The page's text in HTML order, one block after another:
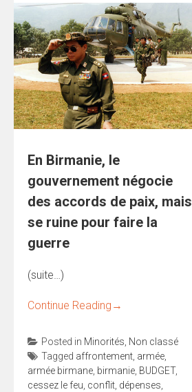
En Birmanie, le
gouvernement négocie
des accords de paix, mais
se ruine pour faire la
guerre
(suite…)
Continue Reading →
Posted in Minorités, Non classé
Tagged affrontement, armée,
armée birmane, birmanie, BUDGET,
cessez le feu, conflit, dépenses,